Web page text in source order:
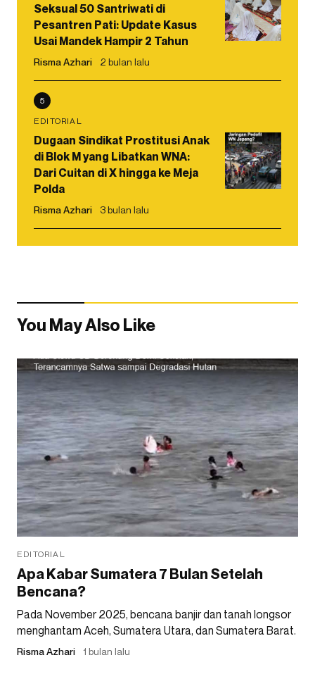
Seksual 50 Santriwati di
Pesantren Pati: Update Kasus
Usai Mandek Hampir 2 Tahun
Risma Azhari 2 bulan lalu
5
EDITORIAL
Dugaan Sindikat Prostitusi Anak
di Blok M yang Libatkan WNA:
Dari Cuitan di X hingga ke Meja
Polda
Risma Azhari 3 bulan lalu
You May Also Like
EDITORIAL
Apa Kabar Sumatera 7 Bulan Setelah
Bencana?
Pada November 2025, bencana banjir dan tanah longsor
menghantam Aceh, Sumatera Utara, dan Sumatera Barat.
Risma Azhari 1 bulan lalu